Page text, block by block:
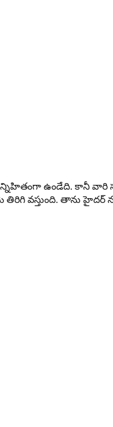
ఉండేది. కానీ వారి
వస్తుంది. తాను హైదర్